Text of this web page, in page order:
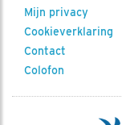
Mijn privacy
Cookieverklaring
Contact
Colofon